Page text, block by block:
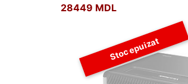
28449 MDL
Stoc epuizat